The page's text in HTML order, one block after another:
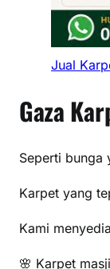
Jual
Gaza
Seperti bunga
Karpet yang
Kami
🌸 Karpet